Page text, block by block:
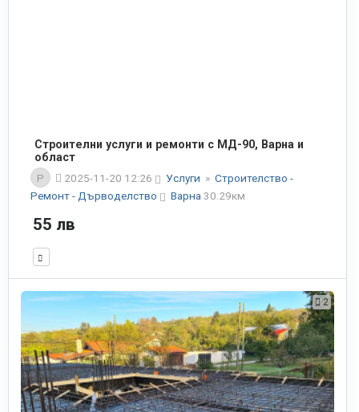
Строителни услуги и ремонти с МД-90, Варна и
област
P
2025-11-20 12:26 Услуги » Строителство -
Ремонт - Дърводелство
Варна30.29км
55 лв
2